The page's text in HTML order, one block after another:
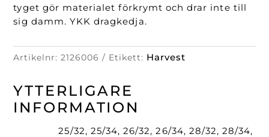
tyget gör materialet förkrymt och drar inte till
sig damm. YKK dragkedja.
Artikelnr:2126006 Etikett: Harvest
YTTERLIGARE
INFORMATION
25/32, 25/34, 26/32, 26/34, 28/32, 28/34,